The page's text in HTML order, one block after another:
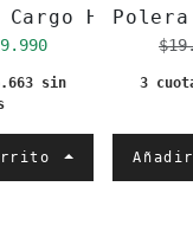
Hombre
de oferta
sin
Polera
3